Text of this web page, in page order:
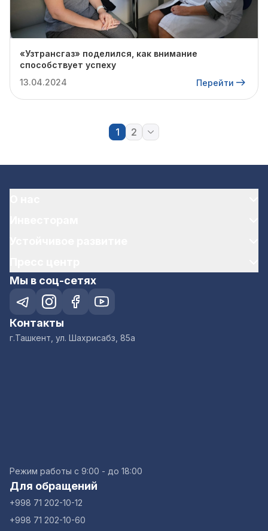
«Узтрансгаз» поделился, как внимание
способствует успеху
13.04.2024
Перейти
1 2
Мы в соц-сетях
Контакты
г.Ташкент, ул. Шахрисабз, 85а
Режим работы с 9:00 - до 18:00
Для обращений
+998 71 202-10-12
+998 71 202-10-60